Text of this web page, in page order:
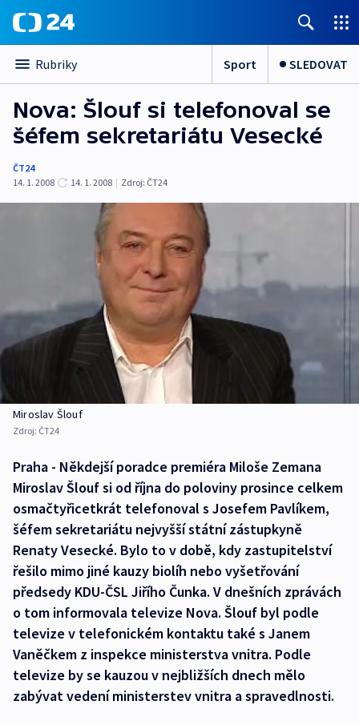
Rubriky Sport SLEDOVAT
Nova: Šlouf si telefonoval se
šéfem sekretariátu Vesecké
ČT24
14. 1. 2008
14. 1. 2008 | Zdroj: ČT24
Miroslav Šlouf
Zdroj: ČT24
Praha - Někdejší poradce premiéra Miloše Zemana
Miroslav Šlouf si od října do poloviny prosince celkem
osmačtyřicetkrát telefonoval s Josefem Pavlíkem,
šéfem sekretariátu nejvyšší státní zástupkyně
Renaty Vesecké. Bylo to v době, kdy zastupitelství
řešilo mimo jiné kauzy biolíh nebo vyšetřování
předsedy KDU-ČSL Jiřího Čunka. V dnešních zprávách
o tom informovala televize Nova. Šlouf byl podle
televize v telefonickém kontaktu také s Janem
Vaněčkem z inspekce ministerstva vnitra. Podle
televize by se kauzou v nejbližších dnech mělo
zabývat vedení ministerstev vnitra a spravedlnosti.